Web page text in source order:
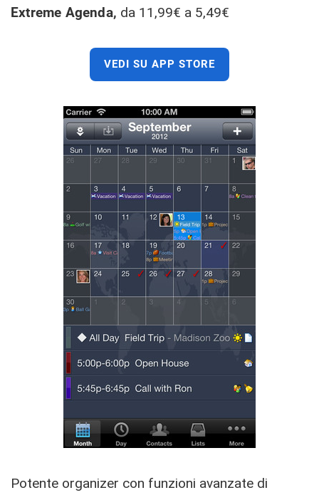
Extreme Agenda, da 11,99€ a 5,49€
VEDI SU APP STORE
Potente organizer con funzioni avanzate di